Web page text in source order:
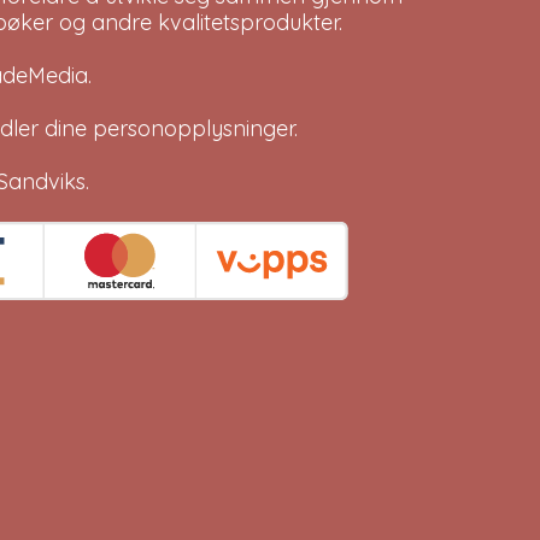
og andre kvalitetsprodukter.
.
dine personopplysninger.
.